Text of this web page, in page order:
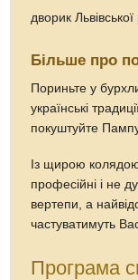
дворик
Більше про
Пориньте у
українські
покуштуйте
Із щирою колядою
професійні і не
вертепи, а
частуватимуть
Програма